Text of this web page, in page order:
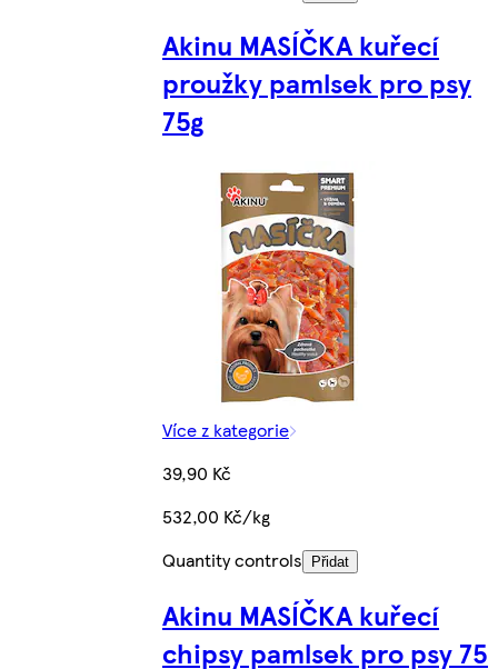
Akinu MASÍČKA kuřecí
proužky pamlsek pro psy
75g
Více z kategorie
39,90 Kč
532,00 Kč/kg
Quantity controls
Přidat
Akinu MASÍČKA kuřecí
chipsy pamlsek pro psy 75